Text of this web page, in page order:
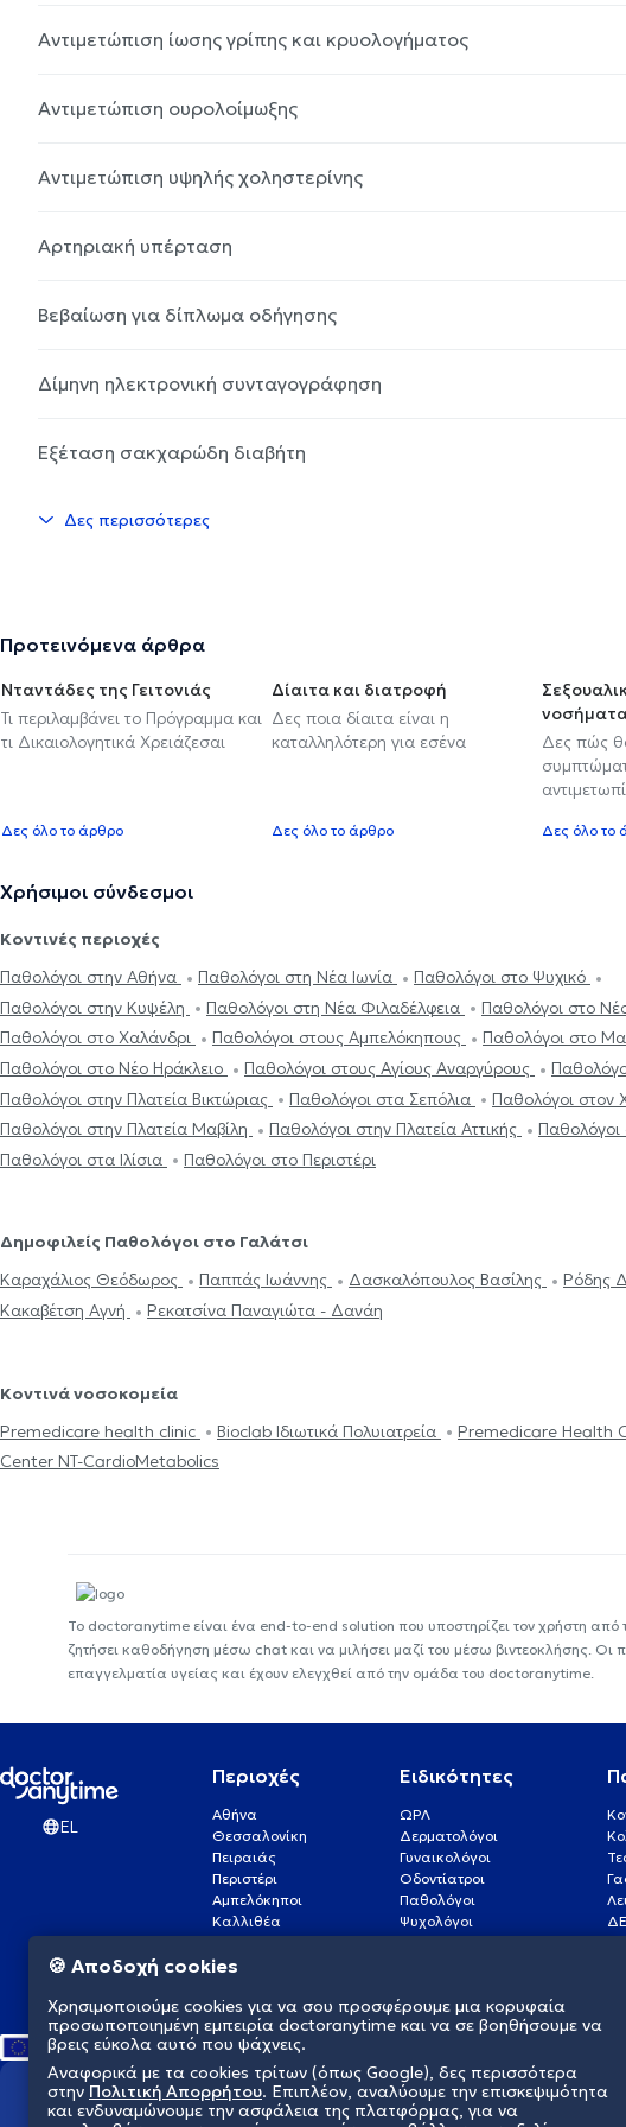
Αντιμετώπιση ίωσης γρίπης και κρυολογήματος
Αντιμετώπιση ουρολοίμωξης
Αντιμετώπιση υψηλής χοληστερίνης
Αρτηριακή υπέρταση
Βεβαίωση για δίπλωμα οδήγησης
Δίμηνη ηλεκτρονική συνταγογράφηση
Εξέταση σακχαρώδη διαβήτη
Δες περισσότερες
Προτεινόμενα άρθρα
Νταντάδες της Γειτονιάς
Τι περιλαμβάνει το Πρόγραμμα και
τι Δικαιολογητικά Χρειάζεσαι
Δες όλο το άρθρο
Δίαιτα και διατροφή
Δες ποια δίαιτα είναι η
καταλληλότερη για εσένα
Δες όλο το άρθρο
Δες πώς
Δες όλο το
Χρήσιμοι σύνδεσμοι
Κοντινές περιοχές
Παθολόγοι στην Αθήνα
Παθολόγοι στη Νέα Ιωνία
Παθολόγοι στο Ψυχικό
Παθολόγοι στην Κυψέλη
Παθολόγοι στη Νέα Φιλαδέλφεια
Παθολόγοι στο
Παθολόγοι στο Χαλάνδρι
Παθολόγοι στους Αμπελόκηπους
Παθολόγοι στο
Παθολόγοι στο Νέο Ηράκλειο
Παθολόγοι στους Αγίους Αναργύρους
Παθολόγοι στην Πλατεία Βικτώριας
Παθολόγοι στα Σεπόλια
Παθολόγοι στον
Παθολόγοι στην Πλατεία Μαβίλη
Παθολόγοι στην Πλατεία Αττικής
Παθολόγοι
Παθολόγοι στα Ιλίσια
Παθολόγοι στο Περιστέρι
Δημοφιλείς Παθολόγοι στο Γαλάτσι
Καραχάλιος Θεόδωρος
Παππάς Ιωάννης Δασκαλόπουλος Βασίλης
Ρόδης
Κακαβέτση Αγνή
Ρεκατσίνα Παναγιώτα - Δανάη
Κοντινά νοσοκομεία
Premedicare health clinic
Bioclab Ιδιωτικά Πολυιατρεία Premedicare Health
Center NT-CardioMetabolics
Το doctoranytime είναι ένα end-to-end solution που υποστηρίζει τον χρήστη από
ζητήσει καθοδήγηση μέσω chat και να μιλήσει μαζί του μέσω βιντεοκλήσης.
επαγγελματία υγείας και έχουν ελεγχθεί από την ομάδα του doctoranytime.
EL
Περιοχές
Αθήνα
Θεσσαλονίκη
Πειραιάς
Περιστέρι
Αμπελόκηποι
Καλλιθέα
Γλυφάδα
Νέα Σμύρνη
Ειδικότητες
ΩΡΛ
Δερματολόγοι
Γυναικολόγοι
Οδοντίατροι
Παθολόγοι
Ψυχολόγοι
Καρδιολόγοι
Διαμορφώνουμε το μέλλον της υγείας
🍪 Αποδοχή cookies
Χρησιμοποιούμε cookies για να σου προσφέρουμε μια κορυφαία
προσωποποιημένη εμπειρία doctoranytime και να σε βοηθήσουμε να
βρεις εύκολα αυτό που ψάχνεις.
Αναφορικά με τα cookies τρίτων (όπως Google), δες περισσότερα
στην Πολιτική Απορρήτου. Επιπλέον, αναλύουμε την επισκεψιμότητα
και ενδυναμώνουμε την ασφάλεια της πλατφόρμας, για να